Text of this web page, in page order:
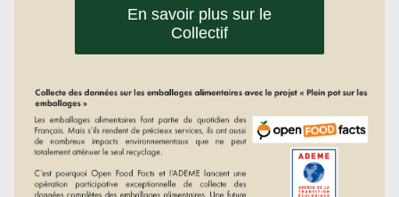
En savoir plus sur le
Collectif